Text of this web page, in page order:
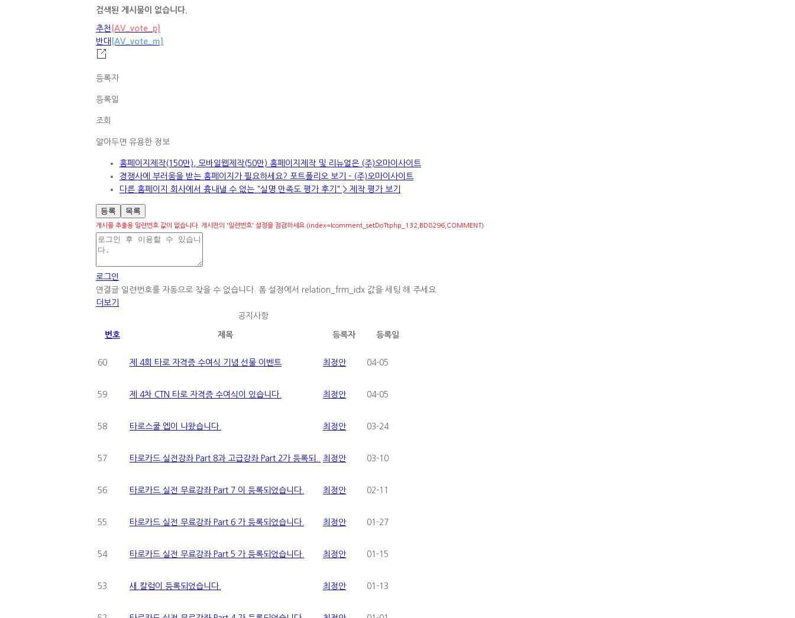
검색된 게시물이 없습니다.
추천 {AV_vote_p}
반대 {AV_vote_m}
등록자
등록일
조회
알아두면 유용한 정보
홈페이지제작(150만), 모바일웹제작(50만) 홈페이지제작 및 리뉴얼은 (주)오마이사이트
경쟁사에 부러움을 받는 홈페이지가 필요하세요? 포트폴리오 보기 - (주)오마이사이트
다른 홈페이지 회사에서 흉내낼 수 없는 "실명 만족도 평가 후기" > 제작 평가 보기
등록 목록
게시물 추출용 일련번호 값이 없습니다. 게시판의 '일련번호' 설정을 점검하세요.(index=Icomment_setDoTtphp_132,BD8296,COMMENT)
로그인
연결글 일련번호를 자동으로 찾을 수 없습니다. 폼 설정에서 relation_frm_idx 값을 세팅 해 주세요.
더보기
공지사항
번호 제목 등록자 등록일
60 제 4회 타로 자격증 수여식 기념 선물 이벤트 최정안 04-05
59 제 4차 CTN 타로 자격증 수여식이 있습니다. 최정안 04-05
58 타로스쿨 엡이 나왔습니다. 최정안 03-24
57 타로카드 실전강좌 Part 8과 고급강좌 Part 2가 등록되.. 최정안 03-10
56 타로카드 실전 무료강좌 Part 7 이 등록되었습니다. 최정안 02-11
55 타로카드 실전 무료강좌 Part 6 가 등록되었습니다. 최정안 01-27
54 타로카드 실전 무료강좌 Part 5 가 등록되었습니다. 최정안 01-15
53 새 칼럼이 등록되었습니다. 최정안 01-13